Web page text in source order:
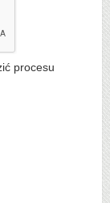
procesu